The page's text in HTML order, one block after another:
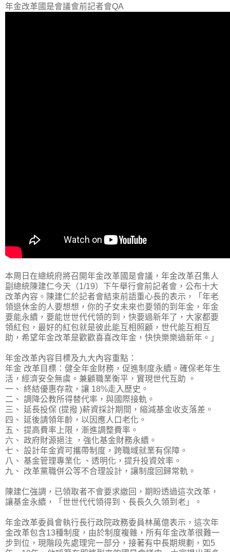
年金改革國是會議會前記者會QA
本周日在總統府將召開年金改革國是會議，年金改革召集人
副總統陳建仁今天（1/19）下午舉行會前記者會，公布十大
改革內容。陳建仁於記者會結束前語重心長的表示，「年老
領退休金的人要想想，你的子女未來也要領的到年金，年金
要能永續，要能世世代代領的到，快要過新年了，大家都要
領紅包，最好的紅包就是彼此能互相照顧，世代能互相互
助，希望年金改革是歡歡喜喜改年金，快快樂樂過新年。」
年金改革內容目標及九大內容重點：
年金 改革目標：健全年金財務，促進制度永續。確保老年生
活，經濟安全無虞。兼顧職業衡平，實現世代互助 。
一、 終結優惠存款，讓 18%走入歷史。
二、 調降公教所得替代率，與國際接軌。
三、 延長投保 (提撥 )薪資採計期間，縮減基金收支落差。
四、 延後請領年齡，以因應人口老化。
五、 提高費率上限，漸進調整費率。
六、 政府財源挹注 ，強化基金財務永續。
七、 設計年金資可攜帶制度，跨職域就業有保障。
八、 基金管理專業化 、透明化，提升投資效率。
九、 改革黨職併公等不合理設計，讓制度回歸常軌。
陳建仁強調，已領取者不會要求繳回，期盼透過這次改革，
讓基金永續，「世世代代領得到、長長久久領到老」。
年金改革委員會執行長行政院政務委員林萬億表示，這次年
金改革包含13種制度，由於制度複雜，所有年金改革很難一
步到位，現階段先處理完一部分，接著有中長期規劃，如5